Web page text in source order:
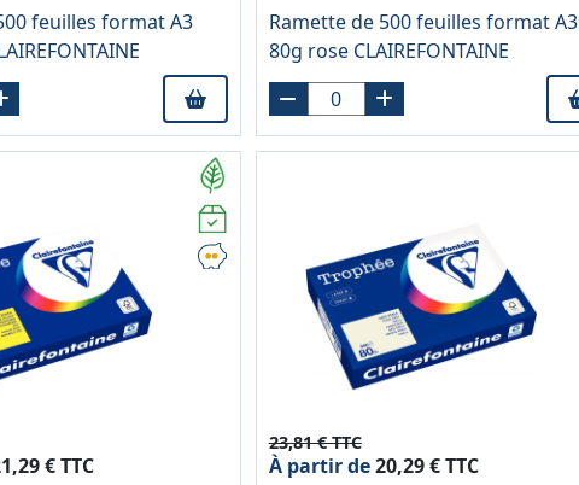
feuilles format A3
Ramette de 500 feuilles format A3
80g rose CLAIREFONTAINE
€ TTC
23,81 € TTC
À partir de20,29 € TTC